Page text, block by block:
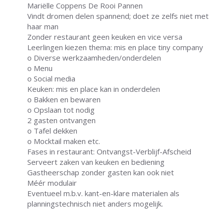
Mariëlle Coppens De Rooi Pannen
Vindt dromen delen spannend; doet ze zelfs niet met
haar man
Zonder restaurant geen keuken en vice versa
Leerlingen kiezen thema: mis en place tiny company
o Diverse werkzaamheden/onderdelen
o Menu
o Social media
Keuken: mis en place kan in onderdelen
o Bakken en bewaren
o Opslaan tot nodig
2 gasten ontvangen
o Tafel dekken
o Mocktail maken etc.
Fases in restaurant: Ontvangst-Verblijf-Afscheid
Serveert zaken van keuken en bediening
Gastheerschap zonder gasten kan ook niet
Méér modulair
Eventueel m.b.v. kant-en-klare materialen als
planningstechnisch niet anders mogelijk.